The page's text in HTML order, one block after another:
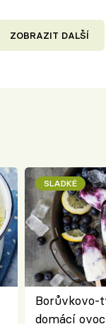
ZOBRAZIT DALŠÍ
SLADKÉ
Borůvkovo-
domácí